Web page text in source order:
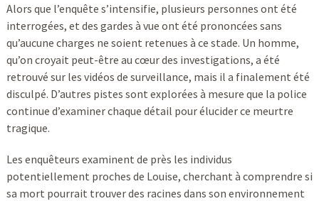
Alors que l’enquête s’intensifie, plusieurs personnes ont été
interrogées, et des gardes à vue ont été prononcées sans
qu’aucune charges ne soient retenues à ce stade. Un homme,
qu’on croyait peut-être au cœur des investigations, a été
retrouvé sur les vidéos de surveillance, mais il a finalement été
disculpé. D’autres pistes sont explorées à mesure que la police
continue d’examiner chaque détail pour élucider ce meurtre
tragique.
Les enquêteurs examinent de près les individus
potentiellement proches de Louise, cherchant à comprendre si
sa mort pourrait trouver des racines dans son environnement